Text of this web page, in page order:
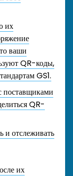
их
ваши
QR-коды,
GS1.
поставщиками
QR-
и отслеживать
их